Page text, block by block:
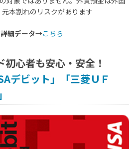
本割れのリスクがあります
詳細データ→こちら
心者も安心・安全！
デビット」「三菱ＵＦ